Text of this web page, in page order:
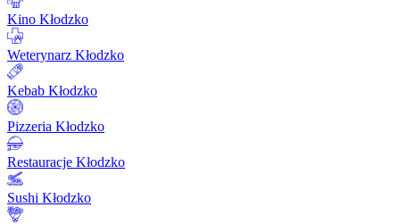
Kino Kłodzko
Weterynarz Kłodzko
Kebab Kłodzko
Pizzeria Kłodzko
Restauracje Kłodzko
Sushi Kłodzko